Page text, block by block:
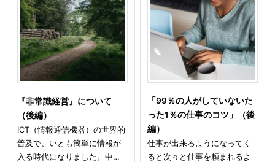
『非常識経営』について
（後編）
ICT（情報通信機器）の世界的
普及で、いとも簡単に情報が
入る時代になりました。中…
「99％の人がしていないた
った1％の仕事のコツ」（後
編）
仕事が出来るようになってく
ると次々と仕事を頼まれるよ